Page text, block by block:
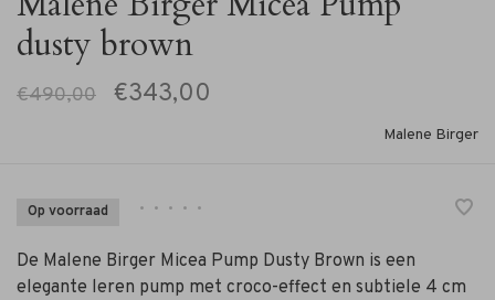
dusty brown
€490,00 €343,00
Malene Birger
Op voorraad • • • • •
De Malene Birger Micea Pump Dusty Brown is een
elegante leren pump met croco-effect en subtiele 4 cm